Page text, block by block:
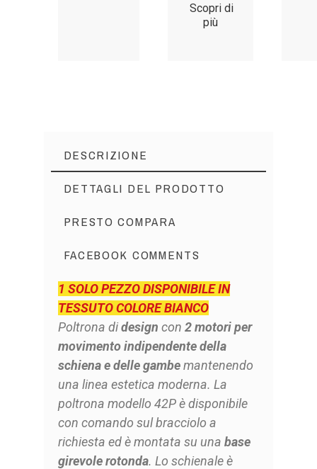
Scopri di
più
DESCRIZIONE
DETTAGLI DEL PRODOTTO
PRESTO COMPARA
FACEBOOK COMMENTS
1 SOLO PEZZO DISPONIBILE IN
TESSUTO COLORE BIANCO
Poltrona didesign con 2 motori per
movimento indipendente della
schiena e delle gambemantenendo
una linea estetica moderna. La
poltrona modello 42P è disponibile
con comando sul bracciolo a
richiesta ed è montata su una base
girevole rotonda. Lo schienale è